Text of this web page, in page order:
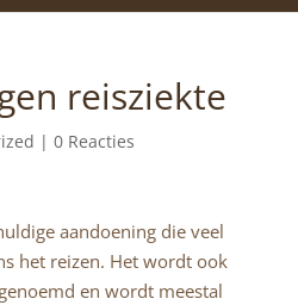
reisziekte
| 0 Reacties
aandoening die veel
het reizen. Het wordt ook
en wordt meestal